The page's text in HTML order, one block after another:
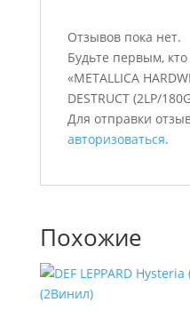
Отзывов пока нет.
Будьте первым,
«METALLICA
DESTRUCT (2LP/
Для отправки
авторизоваться.
Похожие